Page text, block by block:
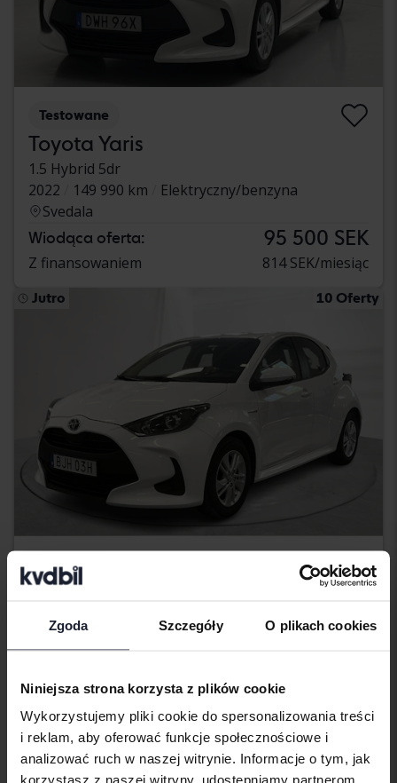
Zgoda Szczegóły O plikach cookies
Niniejsza strona korzysta z plików cookie
Wykorzystujemy pliki cookie do spersonalizowania treści
i reklam, aby oferować funkcje społecznościowe i
analizować ruch w naszej witrynie. Informacje o tym, jak
korzystasz z naszej witryny, udostępniamy partnerom
Testowane
Toyota Yaris
1.5 Hybrid 5dr
2022
149 990 km
Elektryczny/benzyna
Svedala
Wiodąca oferta: 95 500 SEK
Z finansowaniem 814 SEK/miesiąc
Jutro 10 Oferty
Testowane
Toyota Yaris
1.5 Hybrid 5dr
2021
Elektryczny/benzyna
Wiodąca oferta: 70 500 SEK
Z finansowaniem 601 SEK/miesiąc
Jutro 24 Oferty